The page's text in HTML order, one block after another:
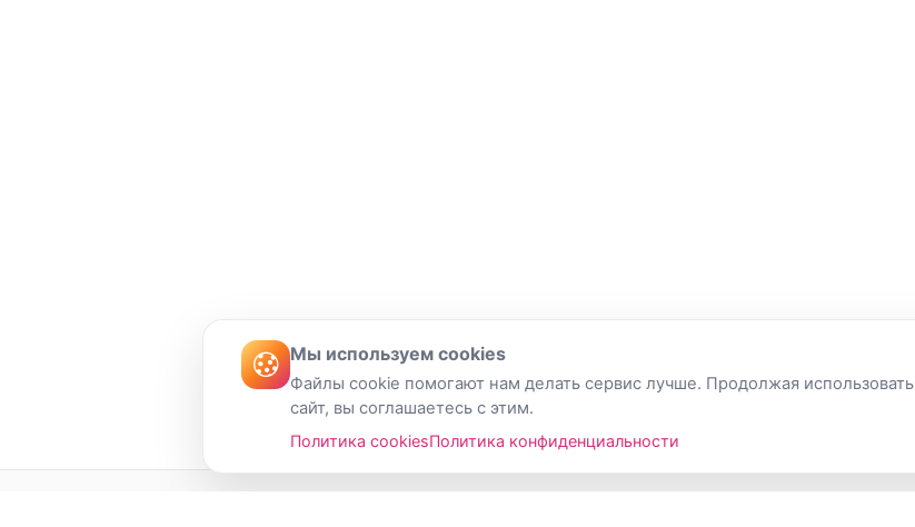
Мы используем cookies
Файлы cookie помогают нам делать сервис лучше. Продолжая использовать
сайт, вы соглашаетесь с этим.
Политика cookiesПолитика конфиденциальности